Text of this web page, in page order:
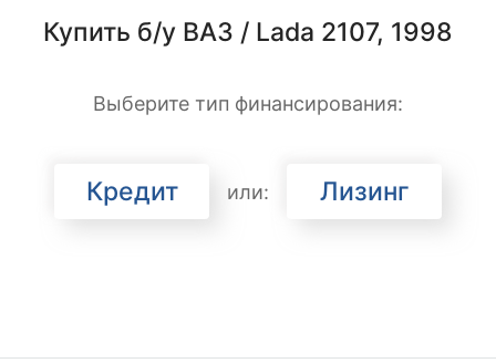
Купить б/у ВАЗ / Lada 2107, 1998
Выберите тип финансирования:
Кредит или: Лизинг